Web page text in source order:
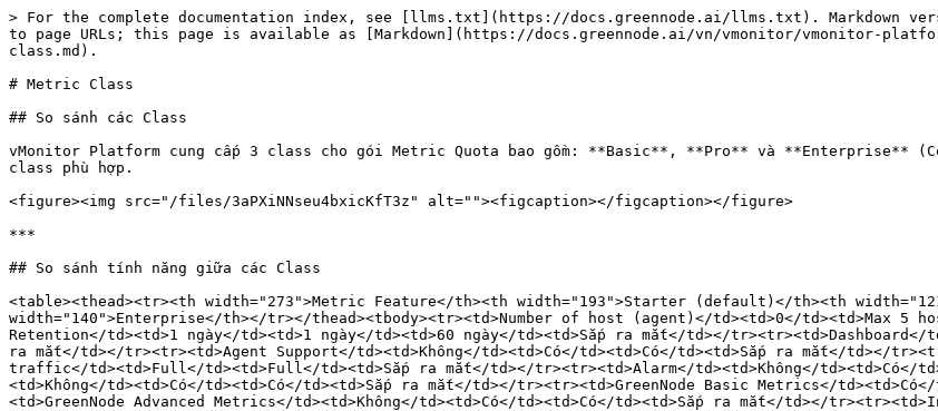
> For the complete documentation index, see [llms.txt](https://docs.greennode.ai/llms.txt). Markdown
to page URLs; this page is available as [Markdown](https://docs.greennode.ai/vn/vmonitor/vmonitor-
class.md).
# Metric Class
## So sánh các Class
vMonitor Platform cung cấp 3 class cho gói Metric Quota bao gồm: **Basic**, **Pro** và **Enterprise**
class phù hợp.
<figure><img src="/files/3aPXiNNseu4bxicKfT3z" alt=""><figcaption></figcaption></figure>
***
## So sánh tính năng giữa các Class
<table><thead><tr><th width="273">Metric Feature</th><th width="193">Starter (default)</th><th
width="140">Enterprise</th></tr></thead><tbody><tr><td>Number of host (agent)</td><td>0</td><td>Max 5
Retention</td><td>1 ngày</td><td>1 ngày</td><td>60 ngày</td><td>Sắp ra mắt</td></tr><tr><td>Dashboard</
ra mắt</td></tr><tr><td>Agent Support</td><td>Không</td><td>Có</td><td>Có</td><td>Sắp ra mắt</td></
traffic</td><td>Full</td><td>Full</td><td>Sắp ra mắt</td></tr><tr><td>Alarm</td><td>Không</td><td>Có</
<td>Không</td><td>Có</td><td>Có</td><td>Sắp ra mắt</td></tr><tr><td>GreenNode Basic Metrics</
<td>GreenNode Advanced Metrics</td><td>Không</td><td>Có</td><td>Có</td><td>Sắp ra mắt</td></